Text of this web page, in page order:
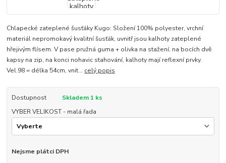
Chlapecké zateplené šusťáky Kugo: Složení 100% polyester, vrchní
materiál nepromokavý kvalitní šusťák, uvnitř jsou kalhoty zateplené
hřejivým flísem. V pase pružná guma + olivka na stažení, na bocích dvě
kapsy na zip, na konci nohavic stahování, kalhoty mají reflexní prvky.
Vel.98 = délka 54cm, vnit... celý popis
Dostupnost
Skladem 1 ks
VYBER VELIKOST - malá řada
Nejsme plátci DPH